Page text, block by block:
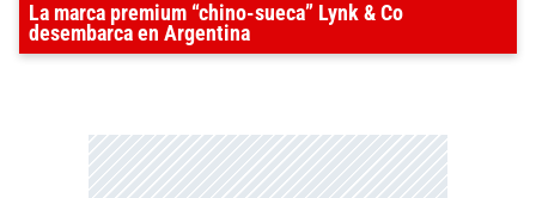
La marca premium “chino-sueca” Lynk & Co
desembarca en Argentina